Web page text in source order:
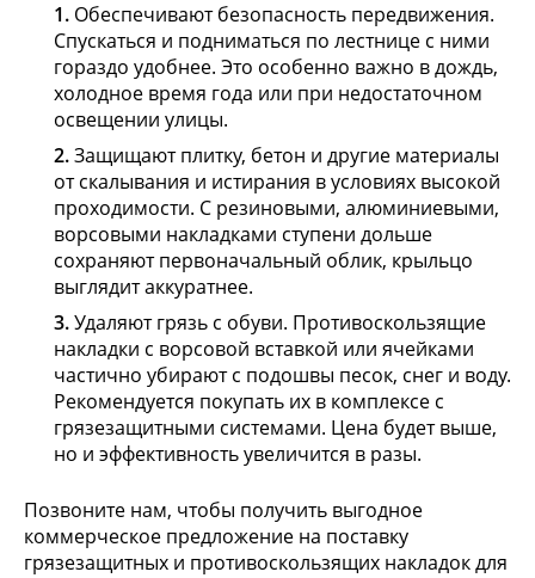
Обеспечивают безопасность передвижения.
Спускаться и подниматься по лестнице с ними
гораздо удобнее. Это особенно важно в дождь,
холодное время года или при недостаточном
освещении улицы.
Защищают плитку, бетон и другие материалы
от скалывания и истирания в условиях высокой
проходимости. С резиновыми, алюминиевыми,
ворсовыми накладками ступени дольше
сохраняют первоначальный облик, крыльцо
выглядит аккуратнее.
Удаляют грязь с обуви. Противоскользящие
накладки с ворсовой вставкой или ячейками
частично убирают с подошвы песок, снег и воду.
Рекомендуется покупать их в комплексе с
грязезащитными системами. Цена будет выше,
но и эффективность увеличится в разы.
Позвоните нам, чтобы получить выгодное
коммерческое предложение на поставку
грязезащитных и противоскользящих накладок для